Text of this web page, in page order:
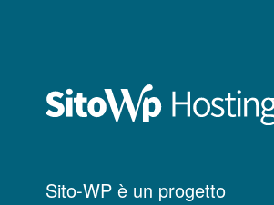
Sito-WP è un progetto